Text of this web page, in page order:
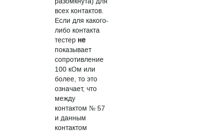
всех контактов.
Если для какого-
либо контакта
тестер не
показывает
сопротивление
100 кОм или
более, то это
означает, что
между
контактом № 57
и данным
контактом